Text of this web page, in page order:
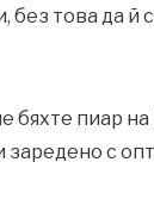
без това да
бяхте пиар
заредено с